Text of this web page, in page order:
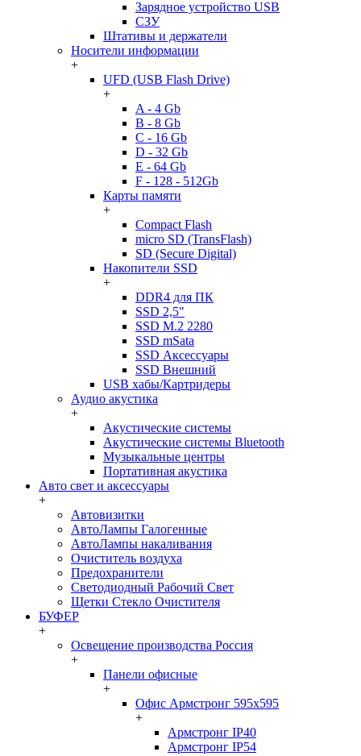
Зарядное устройство USB
СЗУ
Штативы и держатели
Носители информации
+
UFD (USB Flash Drive)
+
A - 4 Gb
B - 8 Gb
C - 16 Gb
D - 32 Gb
E - 64 Gb
F - 128 - 512Gb
Карты памяти
+
Compact Flash
micro SD (TransFlash)
SD (Secure Digital)
Накопители SSD
+
DDR4 для ПК
SSD 2,5"
SSD M.2 2280
SSD mSata
SSD Аксессуары
SSD Внешний
USB хабы/Картридеры
Аудио акустика
+
Акустические системы
Акустические системы Bluetooth
Музыкальные центры
Портативная акустика
Авто свет и аксессуары
+
Автовизитки
АвтоЛампы Галогенные
АвтоЛампы накаливания
Очиститель воздуха
Предохранители
Светодиодный Рабочий Свет
Щетки Стекло Очистителя
БУФЕР
+
Освещение производства Россия
+
Панели офисные
+
Офис Армстронг 595x595
+
Армстронг IP40
Армстронг IP54